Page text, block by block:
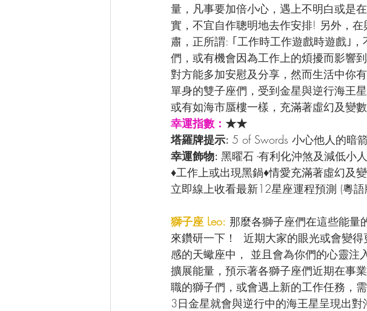
量，凡事要加倍小心，遇上不明白或是
實，不宜自作聰明地去作安排! 另外，
肅，正所謂: ｢工作時工作遊戲時遊戲｣
們，或有機會因為工作上的煩擾而影響
對方能多加安慰及分享，然而生活中你
單身的雙子座們，受到金星與逆行海王
或有如海市蜃樓一樣，充滿著虛幻及變
幸運指數： ★★
塔羅牌提示: 5 of Swords 小心他人的暗
幸運飾物: 黑曜石 -有利化沖煞及減低小
♦工作上或出現黑鍋♦情愛充滿著虛幻及
立即線上收看最新12星座運程預測 (粵語
獅子座 Leo: 那麼各獅子座們在這些能量
來鑽研一下！  近期大家的眼光或會變
感的天蠍座中， 並且會為你們的心靈
擴展能量，預示著各獅子座們近期在事
職的獅子們，或會遇上新的工作任務，
3日金星就會與逆行中的海王星呈現出